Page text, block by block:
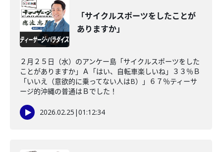
「サイクルスポーツをしたことが
ありますか」
２月２５日（水）のアンケー島「サイクルスポーツをした
ことがありますか」Ａ「はい、自転車楽しいね」３３％Ｂ
「いいえ（意欲的に乗ってない人はB）」６７％ティーサ
ージ的沖縄の普通はＢでした！
2026.02.25 |01:12:34